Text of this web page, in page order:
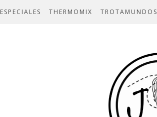
ESPECIALES THERMOMIX TROTAMUNDOS